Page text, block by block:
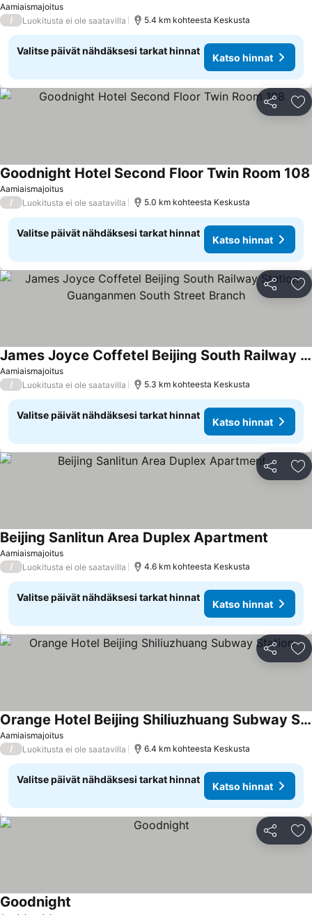
Aamiaismajoitus
/ Luokitusta ei ole saatavilla 5.4 km kohteesta Keskusta
Valitse päivät nähdäksesi tarkat hinnat
Katso hinnat
Jaa
Aamiaismajoitus
Goodnight Hotel Second Floor Twin Room 108
/ Luokitusta ei ole saatavilla 5.0 km kohteesta Keskusta
Valitse päivät nähdäksesi tarkat hinnat
Katso hinnat
Jaa
Aamiaismajoitus
James Joyce Coffetel Beijing South Railway Station Guanganmen South Street Branch
/ Luokitusta ei ole saatavilla 5.3 km kohteesta Keskusta
Valitse päivät nähdäksesi tarkat hinnat
Katso hinnat
Jaa
Aamiaismajoitus
Beijing Sanlitun Area Duplex Apartment
/ Luokitusta ei ole saatavilla 4.6 km kohteesta Keskusta
Valitse päivät nähdäksesi tarkat hinnat
Katso hinnat
Jaa
Aamiaismajoitus
Orange Hotel Beijing Shiliuzhuang Subway Station
/ Luokitusta ei ole saatavilla 6.4 km kohteesta Keskusta
Valitse päivät nähdäksesi tarkat hinnat
Katso hinnat
Jaa
Goodnight